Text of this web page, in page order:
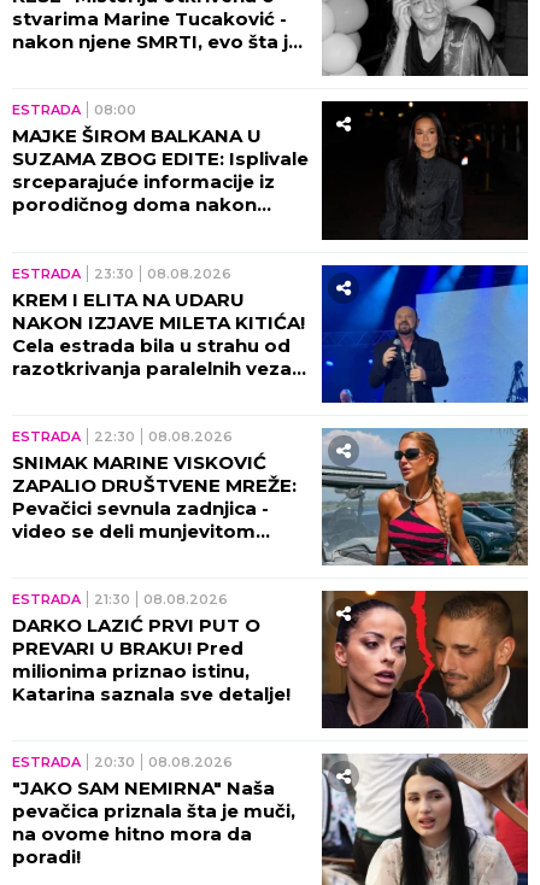
stvarima Marine Tucaković -
nakon njene SMRTI, evo šta je
ESTRADA 08:00
MAJKE ŠIROM BALKANA U
SUZAMA ZBOG EDITE: Isplivale
srceparajuće informacije iz
porodičnog doma nakon
ESTRADA 23:30 08.08.2026
KREM I ELITA NA UDARU
NAKON IZJAVE MILETA KITIĆA!
Cela estrada bila u strahu od
razotkrivanja paralelnih veza
ESTRADA 22:30 08.08.2026
SNIMAK MARINE VISKOVIĆ
ZAPALIO DRUŠTVENE MREŽE:
Pevačici sevnula zadnjica -
video se deli munjevitom
ESTRADA 21:30 08.08.2026
DARKO LAZIĆ PRVI PUT O
PREVARI U BRAKU! Pred
milionima priznao istinu,
Katarina saznala sve detalje!
ESTRADA 20:30 08.08.2026
"JAKO SAM NEMIRNA" Naša
pevačica priznala šta je muči,
na ovome hitno mora da
poradi!